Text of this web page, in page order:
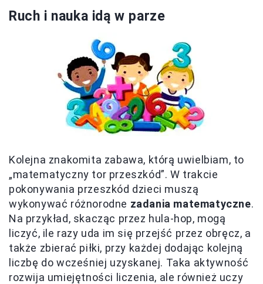
Ruch i nauka idą w parze
Kolejna znakomita zabawa, którą uwielbiam, to
„matematyczny tor przeszkód”. W trakcie
pokonywania przeszkód dzieci muszą
wykonywać różnorodne zadania matematyczne.
Na przykład, skacząc przez hula-hop, mogą
liczyć, ile razy uda im się przejść przez obręcz, a
także zbierać piłki, przy każdej dodając kolejną
liczbę do wcześniej uzyskanej. Taka aktywność
rozwija umiejętności liczenia, ale również uczy